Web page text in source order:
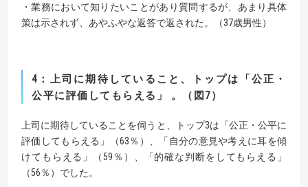
・業務において知りたいことがあり質問するが、あまり具体
策は示されず、あやふやな返答で返された。（37歳男性）
4 ：上司に期待していること、トップは「公正・
公平に評価してもらえる」 。（図7）
上司に期待していることを伺うと、トップ3は「公正・公平に
評価してもらえる」（63％）、「自分の意見や考えに耳を傾
けてもらえる」（59％）、「的確な判断をしてもらえる」
（56％）でした。